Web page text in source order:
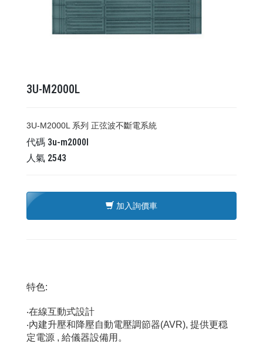
3U-M2000L
3U-M2000L 系列 正弦波不斷電系統
代碼 3u-m2000l
人氣 2543
加入詢價車
特色:
‧在線互動式設計
‧內建升壓和降壓自動電壓調節器(AVR), 提供更穏
定電源 , 給儀器設備用。